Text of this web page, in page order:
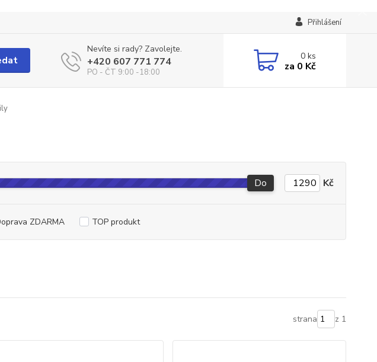
Přihlášení
Nevíte si rady? Zavolejte.
+420 607 771 774
PO - ČT 9:00 -18:00
0ks
za 0 Kč
Do Kč
ZDARMA TOP produkt
strana z 1